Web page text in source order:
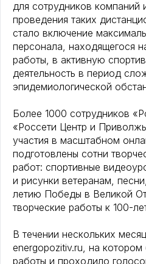
для сотрудников
проведения таких
стало включение
персонала, находящегося
работы, в активную
деятельность в период
эпидемиологической
Более 1000 сотрудников
«Россети Центр и
участия в масштабном
подготовлены сотни
работ: спортивные
и рисунки ветеранам,
летию Победы в Великой
творческие работы к 100-
В течении нескольких
energopozitiv.ru, на
работы и проходило